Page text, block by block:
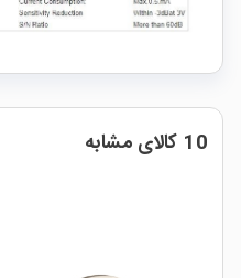
10 کالای مشابه